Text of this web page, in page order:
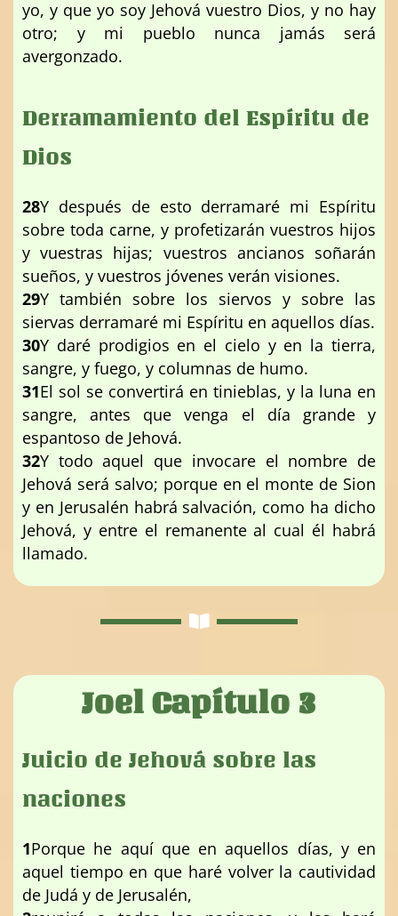
yo, y que yo soy Jehová vuestro Dios, y no hay
otro; y mi pueblo nunca jamás será
avergonzado.
Derramamiento del Espíritu de
Dios
28Y después de esto derramaré mi Espíritu
sobre toda carne, y profetizarán vuestros hijos
y vuestras hijas; vuestros ancianos soñarán
sueños, y vuestros jóvenes verán visiones.
29Y también sobre los siervos y sobre las
siervas derramaré mi Espíritu en aquellos días.
30Y daré prodigios en el cielo y en la tierra,
sangre, y fuego, y columnas de humo.
31El sol se convertirá en tinieblas, y la luna en
sangre, antes que venga el día grande y
espantoso de Jehová.
32Y todo aquel que invocare el nombre de
Jehová será salvo; porque en el monte de Sion
y en Jerusalén habrá salvación, como ha dicho
Jehová, y entre el remanente al cual él habrá
llamado.
Joel Capítulo 3
Juicio de Jehová sobre las
naciones
1Porque he aquí que en aquellos días, y en
aquel tiempo en que haré volver la cautividad
de Judá y de Jerusalén,